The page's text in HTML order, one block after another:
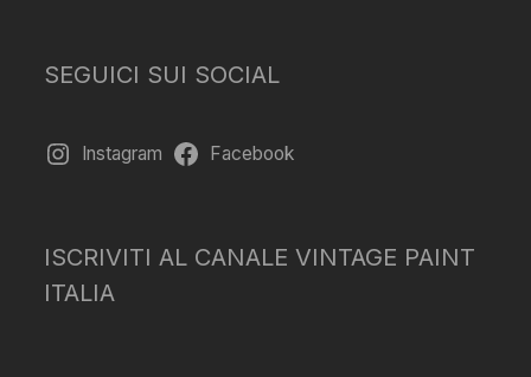
SEGUICI SUI SOCIAL
Instagram Facebook
ISCRIVITI AL CANALE VINTAGE PAINT
ITALIA